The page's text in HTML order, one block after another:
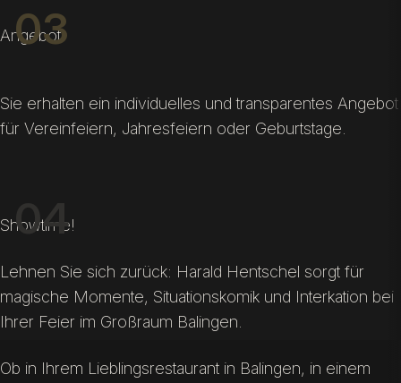
03
Angebot
Sie erhalten ein individuelles und transparentes Angebot
für Vereinfeiern, Jahresfeiern oder Geburtstage.
04
Showtime!
Lehnen Sie sich zurück: Harald Hentschel sorgt für
magische Momente, Situationskomik und Interkation bei
Ihrer Feier im Großraum Balingen.
Ob in Ihrem Lieblingsrestaurant in Balingen, in einem